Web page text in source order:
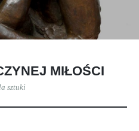
MIŁOŚCI
sztuki